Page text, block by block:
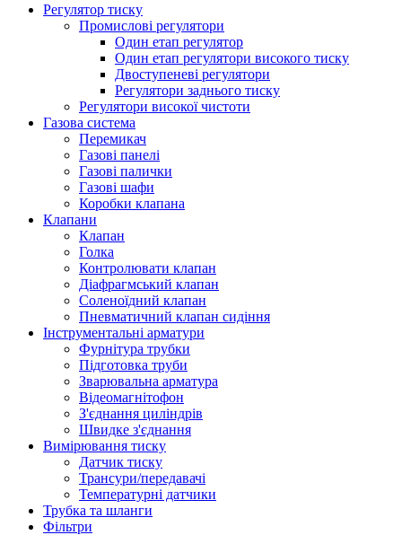
Регулятор тиску
Промислові регулятори
Один етап регулятор
Один етап регулятори високого тиску
Двоступеневі регулятори
Регулятори заднього тиску
Регулятори високої чистоти
Газова система
Перемикач
Газові панелі
Газові палички
Газові шафи
Коробки клапана
Клапани
Клапан
Голка
Контролювати клапан
Діафрагмський клапан
Соленоїдний клапан
Пневматичний клапан сидіння
Інструментальні арматури
Фурнітура трубки
Підготовка труби
Зварювальна арматура
Відеомагнітофон
З'єднання циліндрів
Швидке з'єднання
Вимірювання тиску
Датчик тиску
Трансури/передавачі
Температурні датчики
Трубка та шланги
Фільтри